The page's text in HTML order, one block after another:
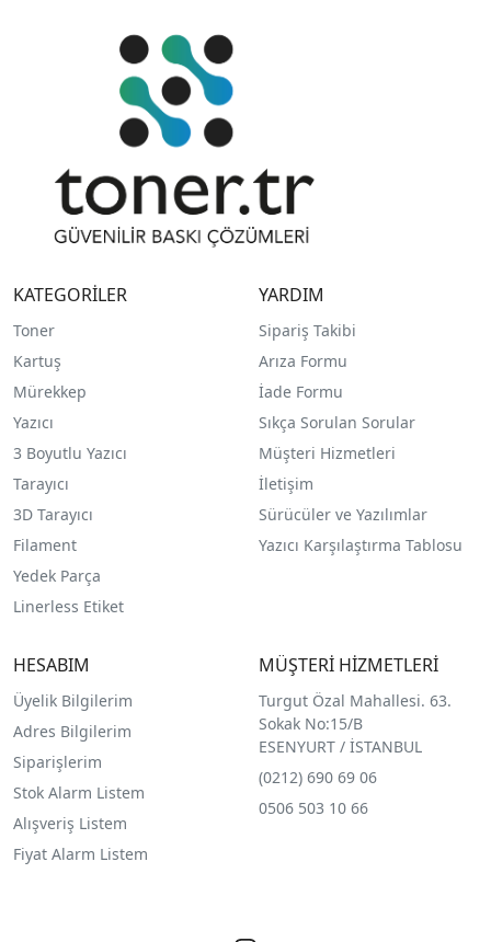
KATEGORİLER
Toner
Kartuş
Mürekkep
Yazıcı
3 Boyutlu Yazıcı
Tarayıcı
3D Tarayıcı
Filament
Yedek Parça
Linerless Etiket
YARDIM
Sipariş Takibi
Arıza Formu
İade Formu
Sıkça Sorulan Sorular
Müşteri Hizmetleri
İletişim
Sürücüler ve Yazılımlar
Yazıcı Karşılaştırma Tablosu
HESABIM
Üyelik Bilgilerim
Adres Bilgilerim
Siparişlerim
Stok Alarm Listem
Alışveriş Listem
Fiyat Alarm Listem
MÜŞTERİ HİZMETLERİ
Turgut Özal Mahallesi. 63.
Sokak No:15/B
ESENYURT / İSTANBUL
(0212) 690 69 06
0506 503 10 66